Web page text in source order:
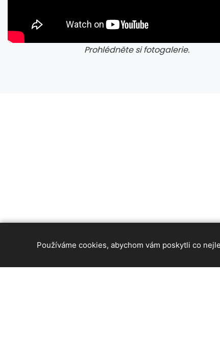
Prohlédněte si fotogalerie.
Používáme cookies, abychom vám poskytli co